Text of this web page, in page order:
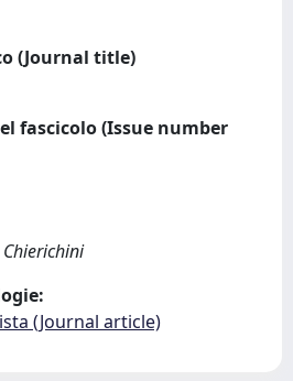
(Journal title)
fascicolo (Issue number
Chierichini
(Journal article)